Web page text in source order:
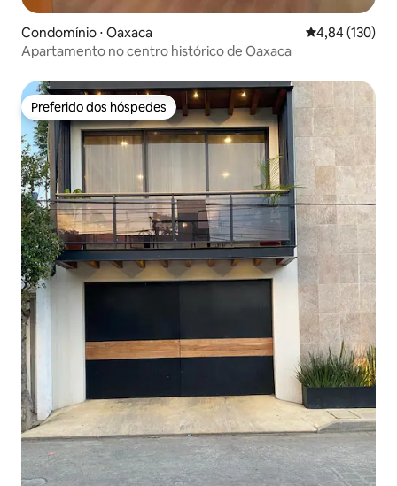
Condomínio ⋅ Oaxaca 4,84 de uma
4,84 (130)
Apartamento no centro histórico de Oaxaca
Preferido dos hóspedes
Preferido dos hóspedes